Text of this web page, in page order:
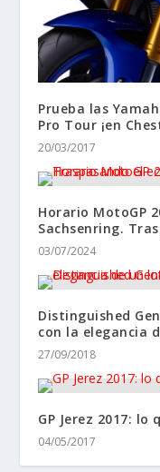
Prueba las
Pro Tour ¡en
20/03/2017
Horario MotoGP
Sachsenring.
03/07/2024
Distinguished
con la elegancia
27/09/2018
GP Jerez 2017:
04/05/2017